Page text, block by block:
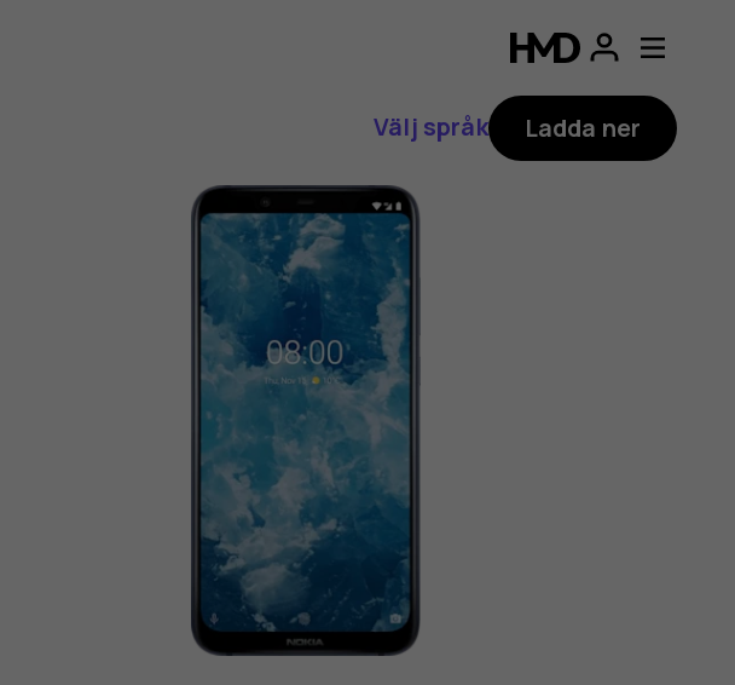
Välj språk Ladda ner